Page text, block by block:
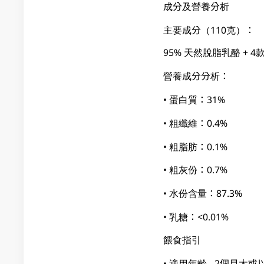
成分及營養分析
主要成分（110克）：
95% 天然脫脂乳酪 + 4
營養成分分析：
• 蛋白質：31%
• 粗纖維：0.4%
• 粗脂肪：0.1%
• 粗灰份：0.7%
• 水份含量：87.3%
• 乳糖：<0.01%
餵食指引